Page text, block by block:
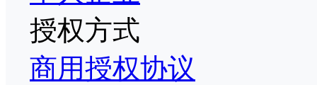
授权方式
商用授权协议